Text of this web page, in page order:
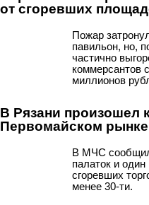
от сгоревших
Пожар
павильон, но,
частично
коммерсантов
миллионов
В Рязани произошел
Первомайском рынке
В МЧС
палаток и
сгоревших
менее 30-ти.